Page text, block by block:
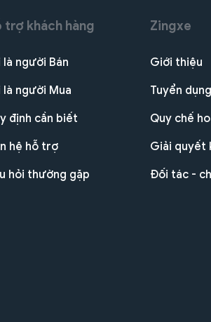
trợ khách hàng
là người Bán
là người Mua
định cần biết
hệ hỗ trợ
hỏi thường gặp
Zingxe
Giới thiệu
Tuyển dụng
Quy chế
Giải quyết
Đối tác -